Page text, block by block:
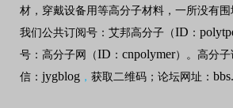
材，穿戴设备用等高分子材料，一所没有
我们公共订阅号：艾邦高分子（ID ：
号：高分子网（ID ： cnpolymer）。高分
信： jygblog ， 获取二维码；论坛网址：